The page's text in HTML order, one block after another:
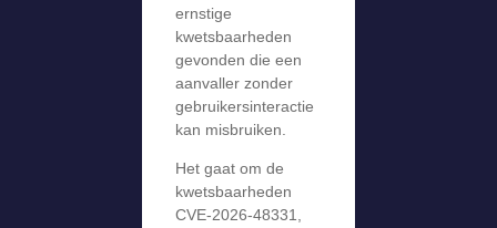
ernstige
kwetsbaarheden
gevonden die een
aanvaller zonder
gebruikersinteractie
kan misbruiken.
Het gaat om de
kwetsbaarheden
CVE-2026-48331,